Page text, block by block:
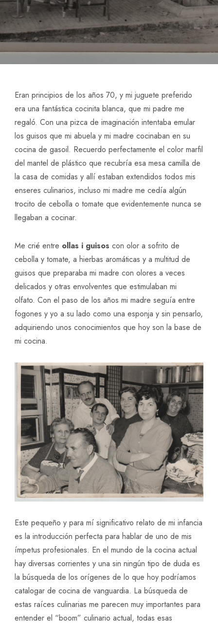
Eran principios de los años 70, y mi juguete preferido
era una fantástica cocinita blanca, que mi padre me
regaló. Con una pizca de imaginación intentaba emular
los guisos que mi abuela y mi madre cocinaban en su
cocina de gasoil. Recuerdo perfectamente el color marfil
del mantel de plástico que recubría esa mesa camilla de
la casa de comidas y allí estaban extendidos todos mis
enseres culinarios, incluso mi madre me cedía algún
trocito de cebolla o tomate que evidentemente nunca se
llegaban a cocinar.
Me crié entre ollas i guisos con olor a sofrito de
cebolla y tomate, a hierbas aromáticas y a multitud de
guisos que preparaba mi madre con olores a veces
delicados y otras envolventes que estimulaban mi
olfato. Con el paso de los años mi madre seguía entre
fogones y yo a su lado como una esponja y sin pensarlo,
adquiriendo unos conocimientos que hoy son la base de
mi cocina.
Este pequeño y para mí significativo relato de mi infancia
es la introducción perfecta para hablar de uno de mis
ímpetus profesionales. En el mundo de la cocina actual
hay diversas corrientes y una sin ningún tipo de duda es
la búsqueda de los orígenes de lo que hoy podríamos
catalogar de cocina de vanguardia. La búsqueda de
estas raíces culinarias me parecen muy importantes para
entender el “boom” culinario actual, todas esas